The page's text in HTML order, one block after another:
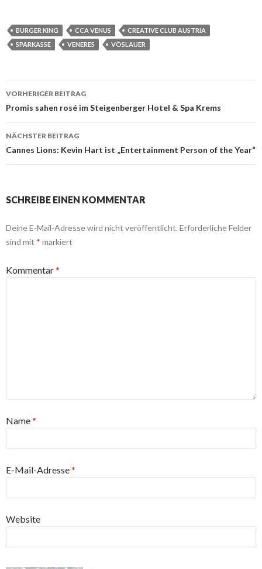
BURGER KING CCA VENUS
CREATIVE CLUB AUSTRIA
SPARKASSE
VENERES VÖSLAUER
Beitrags-
Navigation
VORHERIGER BEITRAG
Promis sahen rosé im Steigenberger Hotel & Spa Krems
NÄCHSTER BEITRAG
Cannes Lions: Kevin Hart ist „Entertainment Person of the Year“
SCHREIBE EINEN KOMMENTAR
Deine E-Mail-Adresse wird nicht veröffentlicht. Erforderliche Felder
sind mit * markiert
Kommentar*
Name*
E-Mail-Adresse*
Website